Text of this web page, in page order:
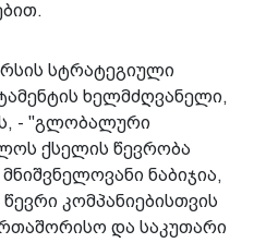
სტრატეგიული
ხელმძღვანელი,
- "გლობალური
ქსელის წევრობა
ნაბიჯია,
კომპანიებისთვის
და საკუთარი